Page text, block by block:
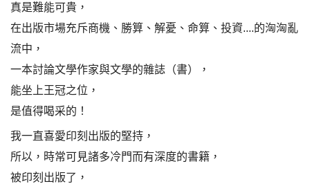
真是難能可貴，
在出版市場充斥商機、勝算、解憂、命算、投資....的洶洶亂
流中，
一本討論文學作家與文學的雜誌（書），
能坐上王冠之位，
是值得喝采的！
我一直喜愛印刻出版的堅持，
所以，時常可見諸多冷門而有深度的書籍，
被印刻出版了，